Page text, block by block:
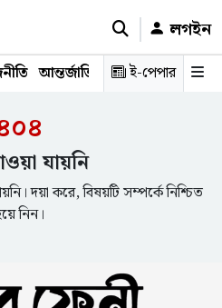
লগইন
আন্তর্জাতিক অর্থনীতি
ই-পেপার
যায়নি
দয়া করে, বিষয়টি সম্পর্কে নিশ্চিত
নিন।